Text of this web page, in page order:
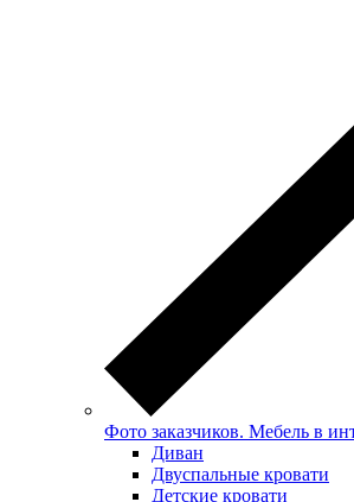
Фото заказчиков. Мебель в
Диван
Двуспальные кровати
Детские кровати